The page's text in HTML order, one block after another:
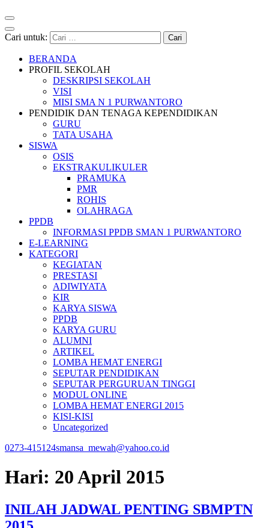
Cari untuk:
BERANDA
PROFIL SEKOLAH
DESKRIPSI SEKOLAH
VISI
MISI SMA N 1 PURWANTORO
PENDIDIK DAN TENAGA KEPENDIDIKAN
GURU
TATA USAHA
SISWA
OSIS
EKSTRAKULIKULER
PRAMUKA
PMR
ROHIS
OLAHRAGA
PPDB
INFORMASI PPDB SMAN 1 PURWANTORO
E-LEARNING
KATEGORI
KEGIATAN
PRESTASI
ADIWIYATA
KIR
KARYA SISWA
PPDB
KARYA GURU
ALUMNI
ARTIKEL
LOMBA HEMAT ENERGI
SEPUTAR PENDIDIKAN
SEPUTAR PERGURUAN TINGGI
MODUL ONLINE
LOMBA HEMAT ENERGI 2015
KISI-KISI
Uncategorized
0273-415124smansa_mewah@yahoo.co.id
Hari: 20 April 2015
INILAH JADWAL PENTING SBMPTN